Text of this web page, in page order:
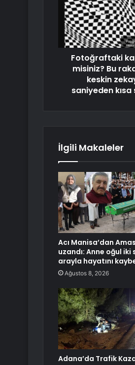
Fotoğraftaki
misiniz? Bu
keskin
saniyeden
İlgili Makaleler
Acı Manisa’dan
uzandı: Anne oğul iki
arayla hayatını
Ağustos 8, 2026
Adana’da Trafik